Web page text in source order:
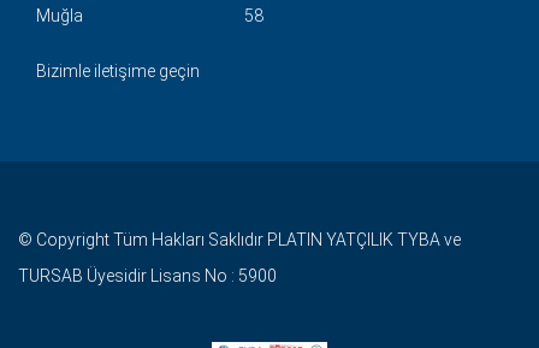
Muğla
58
Bizimle iletişime geçin
© Copyright Tüm Hakları Saklıdır PLATIN YATÇILIK TYBA ve
TURSAB Üyesidir Lisans No : 5900